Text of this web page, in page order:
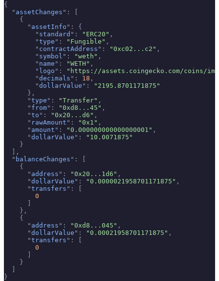
{
  "
assetChanges " :
[
    {
      "
assetInfo " :
{
        "
standard " : "ERC20" ,
        "
type " : "Fungible" ,
        "
contractAddress " : "0xc02...c2" ,
        "
symbol " : "weth" ,
        "
name " : "WETH" ,
        "
logo " :
"https://assets.coingecko.com/coins/
        "
decimals " : 18 ,
        "
dollarValue " :
"2195.8701171875"
      },
      "
type " : "Transfer" ,
      "
from" : "0xd8...45" ,
      "
to " : "0x20...d6" ,
      "
rawAmount " : "0x1" ,
      "
amount " : "0.000000000000000001" ,
      "
dollarValue " :
"10.0071875"
    }
  ],
  "
balanceChanges " :
[
    {
      "
address " : "0x20...1d6" ,
      "
dollarValue " : "0.0000021958701171875" ,
      "
transfers " :
[
        0
      ]
    },
    {
      "
address " : "0xd8...045" ,
      "
dollarValue " : "0.00021958701171875" ,
      "
transfers " :
[
        0
      ]
    }
  ]
}